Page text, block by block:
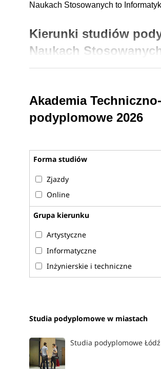
Naukach Stosowanych to
Kierunki studiów
Naukach
Inżynieria oprogramowania-
Grafika komputerowa z
Techniki multimedialne-
Akademia
podyplomowe 2026
Forma studiów
Zjazdy
Online
Grupa kierunku
Artystyczne
Informatyczne
Inżynierskie i techniczne
Studia podyplomowe w miastach
Studia podyplomowe Łódź